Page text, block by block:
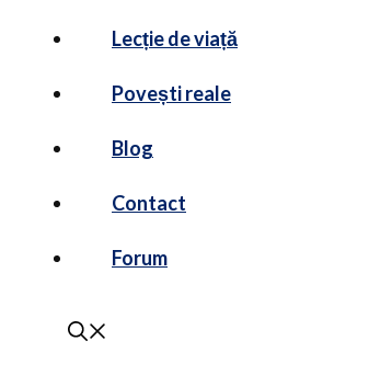
Lecție de viață
Povești reale
Blog
Contact
Forum